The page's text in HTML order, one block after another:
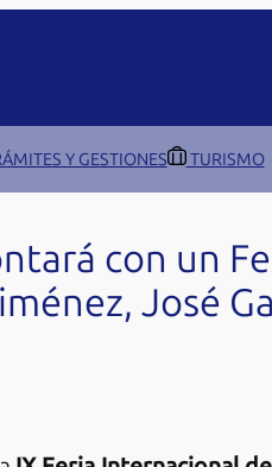
Y GESTIONES TURISMO
con un
José